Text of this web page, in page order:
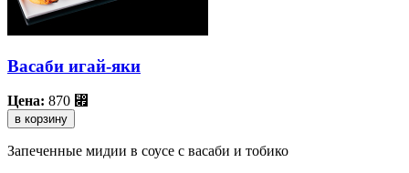
Васаби игай-яки
Цена: 870 ⃏
в корзину
Запеченные мидии в соусе с васаби и тобико